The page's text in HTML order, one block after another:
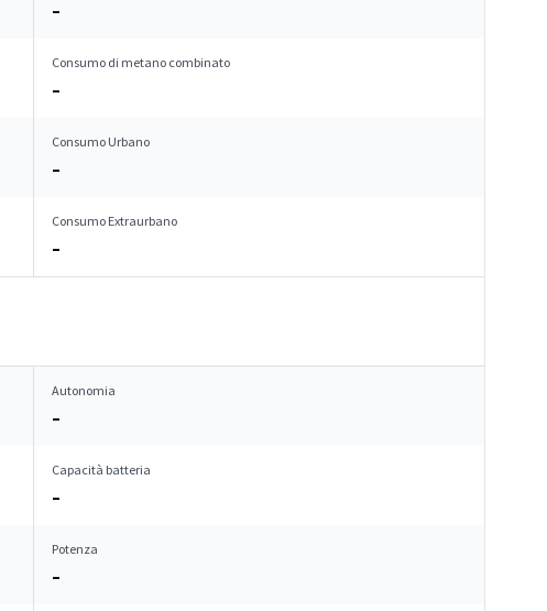
–
Consumo di metano combinato
–
Consumo Urbano
–
Consumo Extraurbano
–
Autonomia
–
Capacità batteria
–
Potenza
–